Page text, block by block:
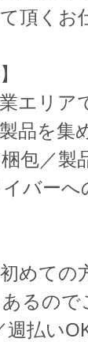
頂くお
エリア
品を集
包／製
イバー
めての
るので
週払い